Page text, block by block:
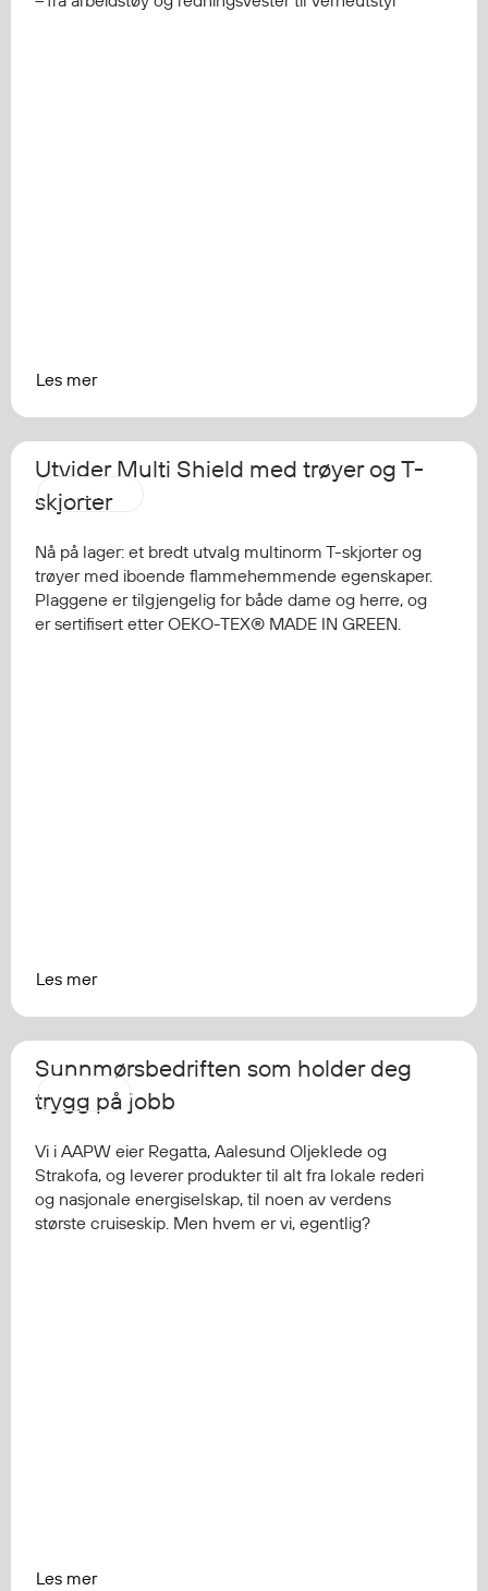
Les mer
Utvider Multi Shield med trøyer og T-
skjorter
Nå på lager: et bredt utvalg multinorm T-skjorter og
trøyer med iboende flammehemmende egenskaper.
Plaggene er tilgjengelig for både dame og herre, og
er sertifisert etter OEKO-TEX® MADE IN GREEN.
Strakofa
Les mer
Sunnmørsbedriften som holder deg
trygg på jobb
Vi i AAPW eier Regatta, Aalesund Oljeklede og
Strakofa, og leverer produkter til alt fra lokale rederi
og nasjonale energiselskap, til noen av verdens
største cruiseskip. Men hvem er vi, egentlig?
AAPW
Les mer